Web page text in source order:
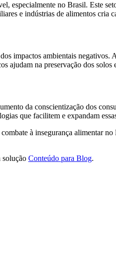
especialmente no Brasil. Este
e indústrias de alimentos cria
impactos ambientais
ajudam na preservação dos solos
da conscientização dos
que facilitem e expandam
à insegurança alimentar
solução Conteúdo para Blog.